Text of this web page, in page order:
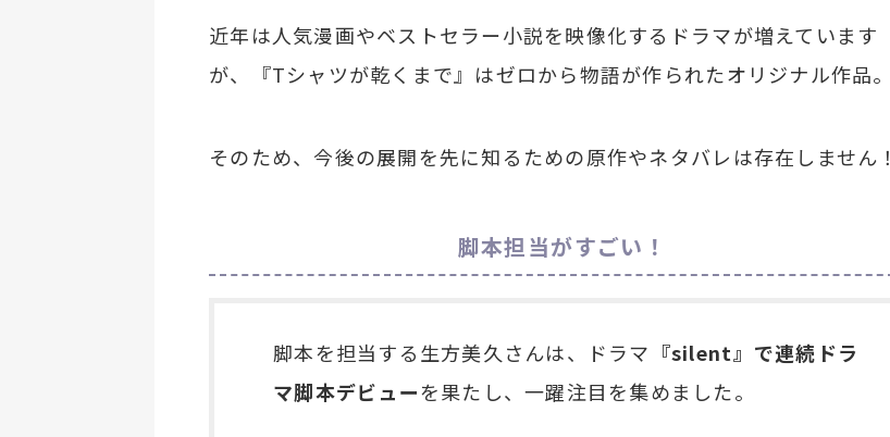
近年は人気漫画やベストセラー小説を映像化するドラマが増えています
が、『Tシャツが乾くまで』はゼロから物語が作られたオリジナル作品。
そのため、今後の展開を先に知るための原作やネタバレは存在しません！
脚本担当がすごい！
脚本を担当する生方美久さんは、ドラマ 『silent』で連続ドラ
マ脚本デビューを果たし、一躍注目を集めました。